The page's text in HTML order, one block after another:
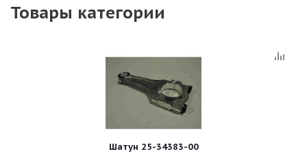
Товары категории
Шатун 25-34383-00